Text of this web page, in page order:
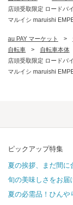
店頭受取限定 ロードバ
マルイシ maruishi
au PAY マーケット >
自転車
> 自転車本体
店頭受取限定 ロードバ
マルイシ maruishi
ピックアップ特集
夏の挨拶、まだ間に
旬の美味しさをお届
夏の必需品！ひんや